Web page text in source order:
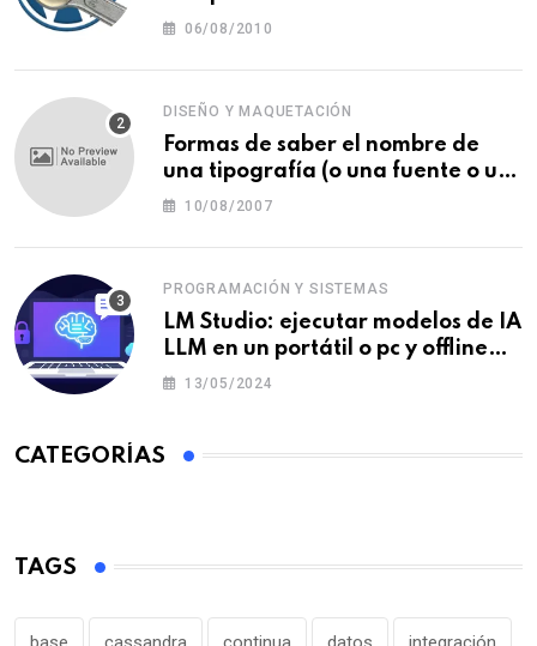
06/08/2010
DISEÑO Y MAQUETACIÓN
Formas de saber el nombre de
una tipografía (o una fuente o un
tipo de letra)
10/08/2007
PROGRAMACIÓN Y SISTEMAS
LM Studio: ejecutar modelos de IA
LLM en un portátil o pc y offline
para crear tu chatbot local
13/05/2024
CATEGORÍAS
TAGS